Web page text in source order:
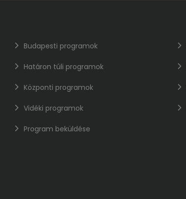
Budapesti programok
Határon túli programok
Központi programok
Vidéki programok
Program beküldése